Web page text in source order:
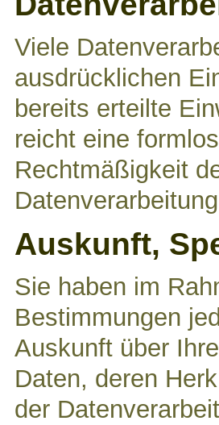
Viele
ausdrücklichen
bereits erteilte
reicht eine
Rechtmäßigkeit
Auskunft,
Sie haben im
Bestimmungen
Auskunft über
Daten, deren
der